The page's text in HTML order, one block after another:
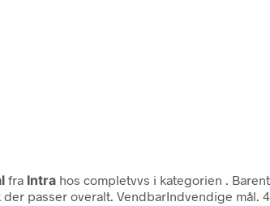
fra Intra hos completvvs i kategorien
.
passer overalt. VendbarIndvendige mål.